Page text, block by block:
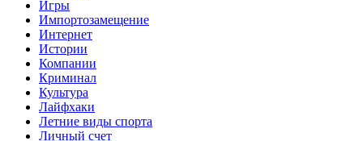
Игры
Импортозамещение
Интернет
Истории
Компании
Криминал
Культура
Лайфхаки
Летние виды спорта
Личный счет